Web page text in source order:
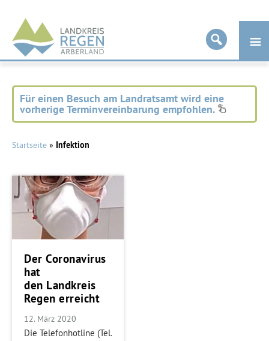
Landkreis
Regen
Für einen Besuch am Landratsamt wird eine
vorherige Terminvereinbarung empfohlen.
Startseite » Infektion
Der Coronavirus
hat
den Landkreis
Regen erreicht
12. März 2020
Die Telefonhotline (Tel.